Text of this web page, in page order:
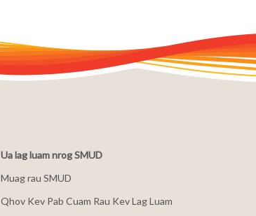
Ua lag luam nrog SMUD
Muag rau SMUD
Qhov Kev Pab Cuam Rau Kev Lag Luam